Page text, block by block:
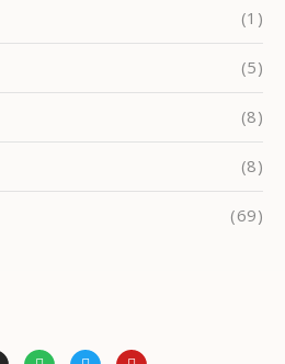
(1)
(5)
(8)
(8)
(69)